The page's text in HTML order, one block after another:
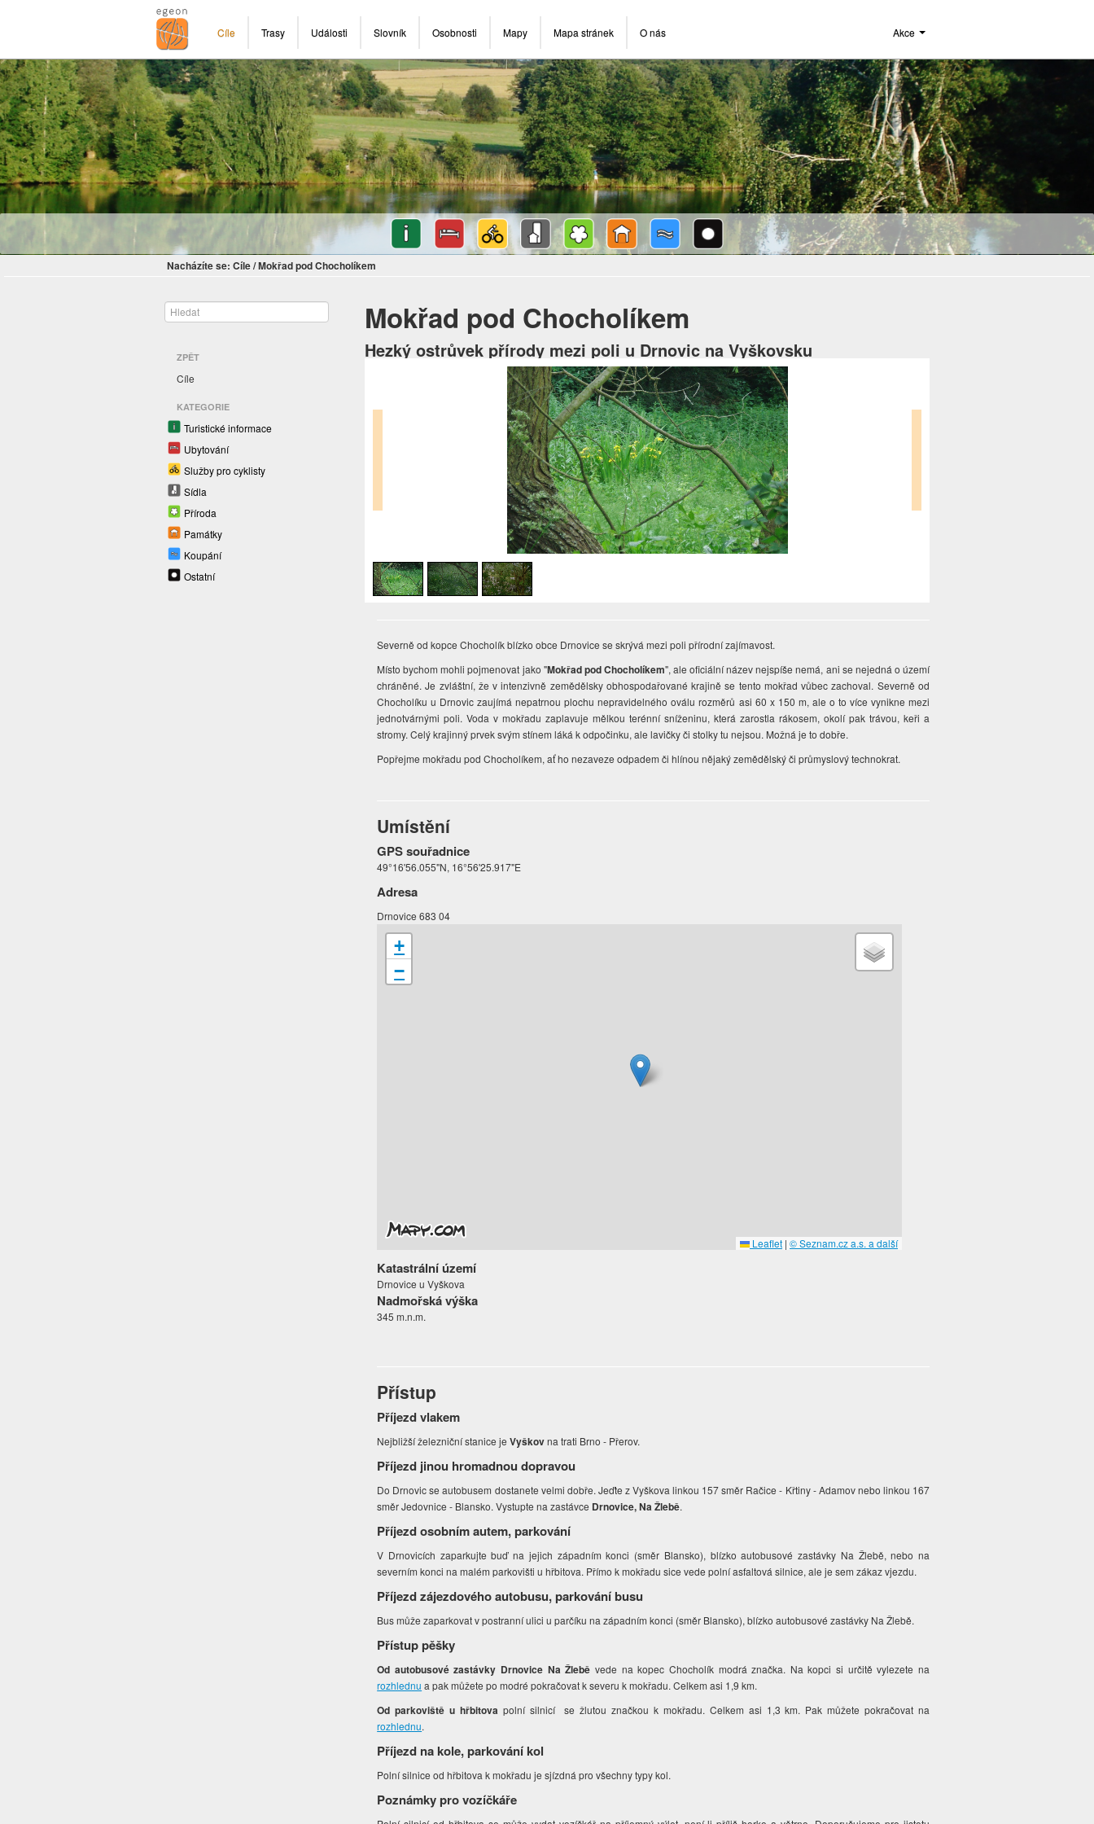
Cíle Trasy Události Slovník Osobnosti Mapy Mapa stránek O nás Akce
Nacházíte se: Cíle/Mokřad pod Chocholíkem
ZPĚT
Cíle
KATEGORIE
Turistické informace
Ubytování
Služby pro cyklisty
Sídla
Příroda
Památky
Koupání
Ostatní
Mokřad pod Chocholíkem
Hezký ostrůvek přírody mezi poli u Drnovic na Vyškovsku
Severně od kopce Chocholík blízko obce Drnovice se skrývá mezi poli přírodní zajímavost.
Místo bychom mohli pojmenovat jako "Mokřad pod Chocholíkem", ale oficiální název nejspíše nemá, ani se nejedná o území
chráněné. Je zvláštní, že v intenzivně zemědělsky obhospodařované krajině se tento mokřad vůbec zachoval. Severně od
Chocholíku u Drnovic zaujímá nepatrnou plochu nepravidelného oválu rozměrů asi 60 x 150 m, ale o to více vynikne mezi
jednotvárnými poli. Voda v mokřadu zaplavuje mělkou terénní sníženinu, která zarostla rákosem, okolí pak trávou, keři a
stromy. Celý krajinný prvek svým stínem láká k odpočinku, ale lavičky či stolky tu nejsou. Možná je to dobře.
Popřejme mokřadu pod Chocholíkem, ať ho nezaveze odpadem či hlínou nějaký zemědělský či průmyslový technokrat.
Umístění
GPS souřadnice
49°16'56.055"N, 16°56'25.917"E
Adresa
Drnovice 683 04
+
−
Leaflet | © Seznam.cz a.s. a další
Katastrální území
Drnovice u Vyškova
Nadmořská výška
345 m.n.m.
Přístup
Příjezd vlakem
Nejbližší železniční stanice jeVyškovna trati Brno - Přerov.
Příjezd jinou hromadnou dopravou
Do Drnovic se autobusem dostanete velmi dobře. Jeďte z Vyškova linkou 157 směr Račice - Křtiny - Adamov nebo linkou 167
směr Jedovnice - Blansko. Vystupte na zastávce Drnovice, Na Žlebě.
Příjezd osobním autem, parkování
V Drnovicích zaparkujte buď na jejich západním konci (směr Blansko), blízko autobusové zastávky Na Žlebě, nebo na
severním konci na malém parkovišti u hřbitova. Přímo k mokřadu sice vede polní asfaltová silnice, ale je sem zákaz vjezdu.
Příjezd zájezdového autobusu, parkování busu
Bus může zaparkovat v postranní ulici u parčíku na západním konci (směr Blansko), blízko autobusové zastávky Na Žlebě.
Přístup pěšky
Od autobusové zastávky Drnovice Na Žlebě vede na kopec Chocholík modrá značka. Na kopci si určitě vylezete na
rozhlednu a pak můžete po modré pokračovat k severu k mokřadu. Celkem asi 1,9 km.
Od parkoviště u hřbitova polní silnicí se žlutou značkou k mokřadu. Celkem asi 1,3 km. Pak můžete pokračovat na
rozhlednu.
Příjezd na kole, parkování kol
Polní silnice od hřbitova k mokřadu je sjízdná pro všechny typy kol.
Poznámky pro vozíčkáře